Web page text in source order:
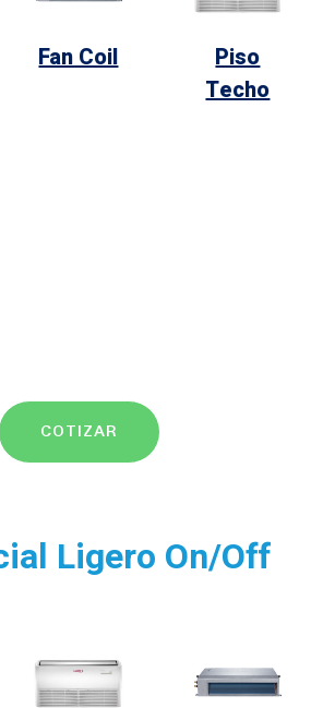
Fan Coil
Piso
Techo
COTIZAR
Ligero On/Off